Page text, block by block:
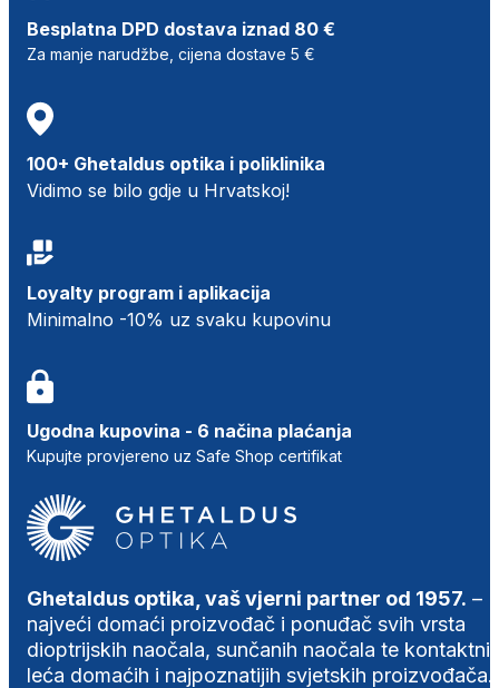
Besplatna DPD dostava iznad 80 €
Za manje narudžbe, cijena dostave 5 €
100+ Ghetaldus optika i poliklinika
Vidimo se bilo gdje u Hrvatskoj!
Loyalty program i aplikacija
Minimalno -10% uz svaku kupovinu
Ugodna kupovina - 6 načina plaćanja
Kupujte provjereno uz Safe Shop certifikat
Ghetaldus optika, vaš vjerni partner od 1957. –
najveći domaći proizvođač i ponuđač svih vrsta
dioptrijskih naočala, sunčanih naočala te
leća domaćih i najpoznatijih svjetskih proizvođača.